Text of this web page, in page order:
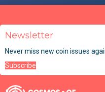
Newsletter
Never miss new coin issues
Subscribe